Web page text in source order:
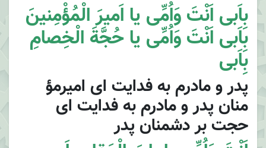
بِاَبى اَنْتَ وَاُمِّى يا اَميرَ الْمُؤْمِنينَ
بِاَبى اَنْتَ وَاُمِّى يا حُجَّةَ الْخِصامِ
بِاَبى
پدر و مادرم به فدايت اى اميرمؤ
منان پدر و مادرم به فدايت اى
حجت بر دشمنان پدر